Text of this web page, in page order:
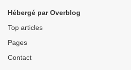
Hébergé par Overblog
Top articles
Pages
Contact